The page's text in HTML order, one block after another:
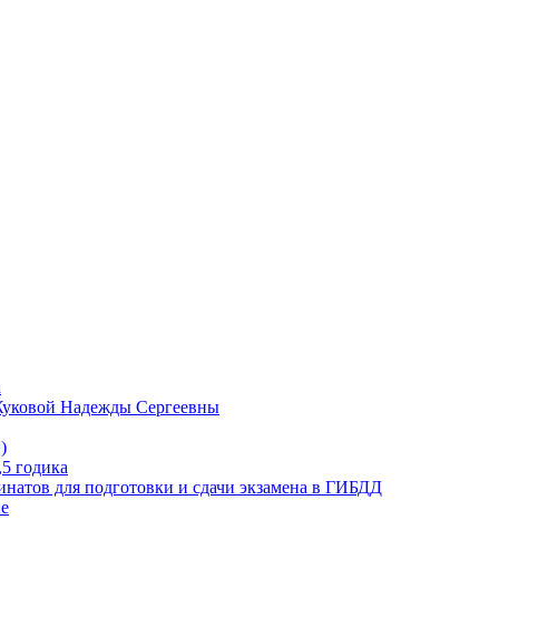
Надежды Сергеевны
годика
для подготовки и сдачи экзамена в ГИБДД